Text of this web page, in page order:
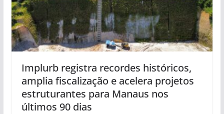
Implurb registra recordes históricos,
amplia fiscalização e acelera projetos
estruturantes para Manaus nos
últimos 90 dias